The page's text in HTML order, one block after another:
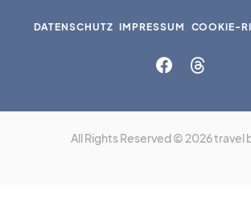
DATENSCHUTZ IMPRESSUM COOKIE-
All Rights Reserved © 2026 travel